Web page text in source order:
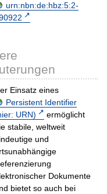
urn:nbn:de:hbz:5:2-
Einsatz eines
Persistent Identifier
URN)
ermöglicht
stabile, weltweit
und
Dokumente
bietet so auch bei